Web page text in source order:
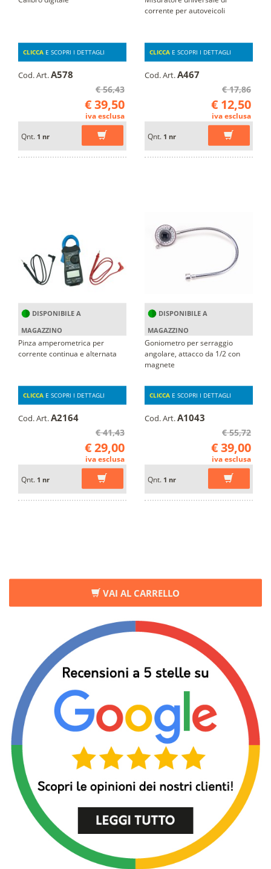
VAI AL CARRELLO
CLICCA E SCOPRI I DETTAGLI
Cod. Art.A578
€ 56,43
€ 39,50
iva esclusa
Qnt. 1 nr
corrente per autoveicoli
CLICCA E SCOPRI I DETTAGLI
Cod. Art.A467
€ 17,86
€ 12,50
iva esclusa
Qnt. 1 nr
DISPONIBILE A
MAGAZZINO
Pinza amperometrica per
corrente continua e alternata
CLICCA E SCOPRI I DETTAGLI
Cod. Art.A2164
€ 41,43
€ 29,00
iva esclusa
Qnt. 1 nr
DISPONIBILE A
MAGAZZINO
Goniometro per serraggio
angolare, attacco da 1/2 con
magnete
CLICCA E SCOPRI I DETTAGLI
Cod. Art.A1043
€ 55,72
€ 39,00
iva esclusa
Qnt. 1 nr